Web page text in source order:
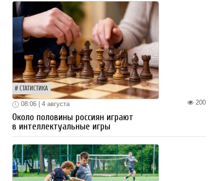
СТАТИСТИКА
200
08:06 | 4 августа
Около половины россиян играют
в интеллектуальные игры